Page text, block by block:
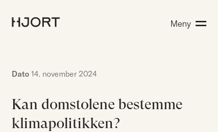
Menneskene
EN
NO
Meny
Dato 14. november 2024
Kan domstolene bestemme
klimapolitikken?